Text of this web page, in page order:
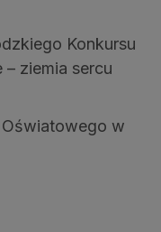
Konkursu
ziemia sercu
w